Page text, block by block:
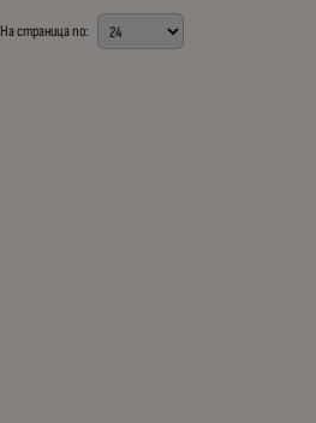
На страница по: